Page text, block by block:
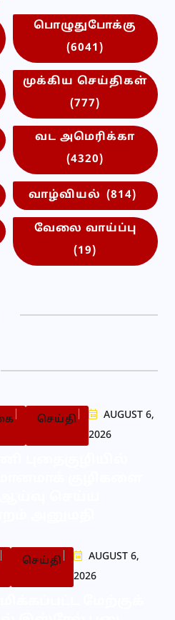
பொழுதுபோக்கு
(6041)
முக்கிய செய்திகள்
(777)
வட அமெரிக்கா
(4320)
வாழ்வியல் (814)
வேலை வாய்ப்பு
(19)
செய்தி
AUGUST 6,
2026
செய்தி
AUGUST 6,
2026